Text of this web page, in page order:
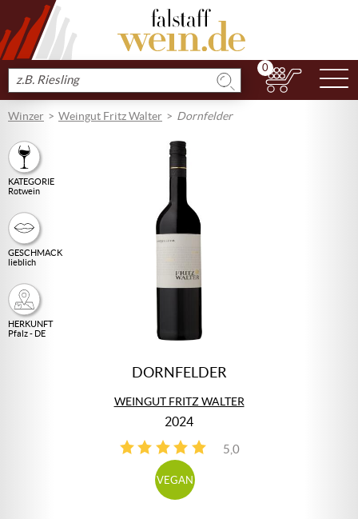
Produkt
suchen
0
Winzer Weingut Fritz Walter Dornfelder
KATEGORIE
Rotwein
GESCHMACK
lieblich
HERKUNFT
Pfalz - DE
DORNFELDER
WEINGUT FRITZ WALTER
2024
5,0
1
VEGAN